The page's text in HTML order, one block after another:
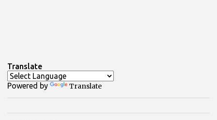
Translate
Powered by Translate